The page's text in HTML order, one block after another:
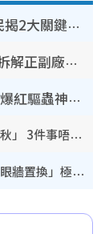
裝修拆鐵閘隨時變賊人目標？網民揭2大關鍵用途：裝新式等於白裝？附新舊鐵閘分別
網傳公院改用內地/副廠藥？醫生拆解正副廠分別 揭4類人換藥隨時出事
怕蟲人士夏日救星！日本3COINS爆紅驅蟲神器$45起 1招「全程免觸碰」輕鬆搞定小強
立秋2026｜8月7日立秋進入「多事之秋」 3件事唔做得！專家教6招開運 清枱頭／銀包納氣接好運
颱風白海豚料周日襲浙江！經歷5次「眼牆置換」極罕見 成登陸內地最長途颱風